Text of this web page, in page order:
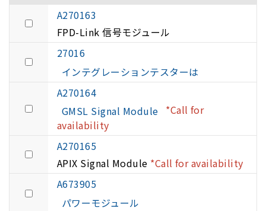
A270163
FPD-Link 信号モジュール
27016
インテグレーションテスターは
A270164
GMSL Signal Module *Call for
availability
A270165
APIX Signal Module *Call for availability
A673905
パワーモジュール